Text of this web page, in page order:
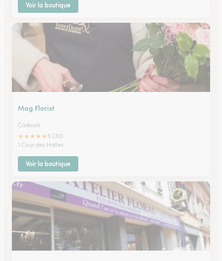
Voir la boutique
Mag Florist
Cadours
★★★★★ 5 (30)
1 Cour des Halles
Voir la boutique